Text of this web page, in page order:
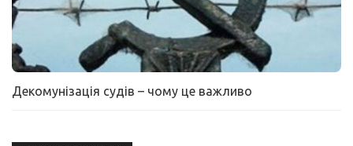
Декомунізація судів – чому це важливо